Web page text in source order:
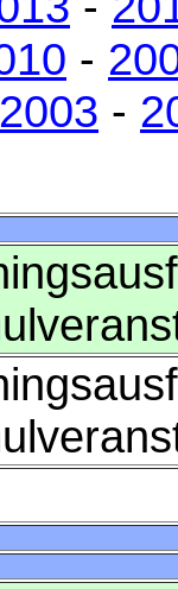
-
2003 -